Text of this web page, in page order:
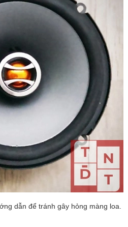
dẫn để tránh gây hỏng màng loa.